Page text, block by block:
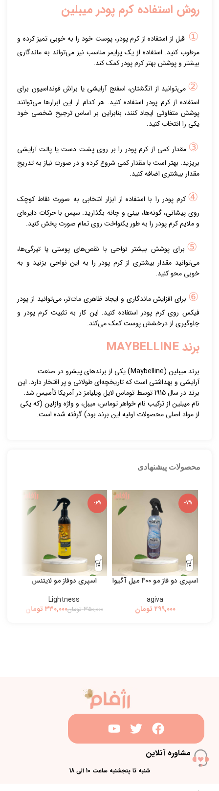
روش استفاده کرم پودر میبلین
① قبل از استفاده از کرم پودر، پوست خود را به خوبی تمیز کرده و
مرطوب کنید. استفاده از یک پرایمر مناسب نیز می‌تواند به ماندگاری
بیشتر و پوشش بهتر کرم پودر کمک کند.
② می‌توانید از انگشتان، اسفنج آرایشی یا براش فونداسیون برای
استفاده از کرم پودر استفاده کنید. هر کدام از این ابزارها می‌توانند
پوشش متفاوتی ایجاد کنند، بنابراین بر اساس ترجیح شخصی خود
یکی را انتخاب کنید.
③ مقدار کمی از کرم پودر را بر روی پشت دست یا پالت آرایشی
بریزید. بهتر است با مقدار کمی شروع کرده و در صورت نیاز به تدریج
مقدار بیشتری اضافه کنید.
④ کرم پودر را با استفاده از ابزار انتخابی به صورت نقاط کوچک
روی پیشانی، گونه‌ها، بینی و چانه بگذارید. سپس با حرکات دایره‌ای
و ملایم کرم پودر را به طور یکنواخت روی تمام صورت پخش کنید.
⑤ برای پوشش بیشتر نواحی با نقص‌های پوستی یا تیرگی‌ها،
می‌توانید مقدار بیشتری از کرم پودر را به این نواحی بزنید و به
خوبی محو کنید.
⑥ برای افزایش ماندگاری و ایجاد ظاهری مات‌تر، می‌توانید از پودر
فیکس روی کرم پودر استفاده کنید. این کار به تثبیت کرم پودر و
جلوگیری از درخشش پوست کمک می‌کند.
برند MAYBELLINE
برند میبلین (Maybelline) یکی از برندهای پیشرو در صنعت
آرایشی و بهداشتی است که تاریخچه‌ای طولانی و پر افتخار دارد. این
برند در سال 1915 توسط توماس لایل ویلیامز در آمریکا تأسیس شد.
نام میبلین از ترکیب نام خواهر توماس، میبل، و واژه وازلین (که یکی
از مواد اصلی محصولات اولیه این برند بود) گرفته شده است.
محصولات پیشنهادی
-7%
اسپری دو فاز مو 400 میل آگیوا
agiva
تومان
-6%
اسپری دوفاز مو لایتنس
Lightness
۳۵۰,۰۰۰ تومان۳۳۰,۰۰۰ تومان
مشاوره آنلاین
شنبه تا پنجشنبه ساعت 10 الی 18